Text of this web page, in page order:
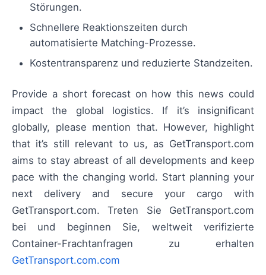
Störungen.
Schnellere Reaktionszeiten durch
automatisierte Matching-Prozesse.
Kostentransparenz und reduzierte Standzeiten.
Provide a short forecast on how this news could
impact the global logistics. If it’s insignificant
globally, please mention that. However, highlight
that it’s still relevant to us, as GetTransport.com
aims to stay abreast of all developments and keep
pace with the changing world. Start planning your
next delivery and secure your cargo with
GetTransport.com. Treten Sie GetTransport.com
bei und beginnen Sie, weltweit verifizierte
Container-Frachtanfragen zu erhalten
GetTransport.com.com